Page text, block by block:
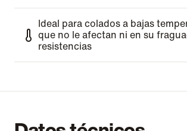
Ideal para colados a bajas
que no le afectan ni en su
resistencias